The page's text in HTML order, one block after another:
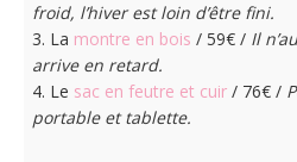
froid, l’hiver est loin d’être fini.
3. La montre en bois / 59€ / Il
arrive en retard.
4. Le sac en feutre et cuir/ 76€ /
portable et tablette.